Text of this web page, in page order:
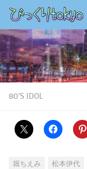
コンテンツの下
80'S IDOL
堀ちえみ 松本伊代